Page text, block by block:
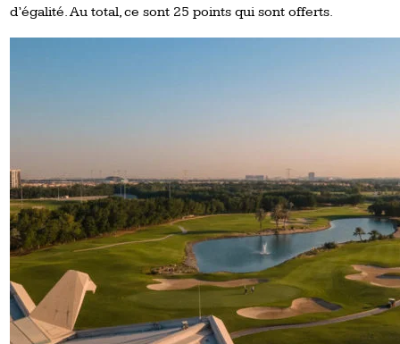
d’égalité. Au total, ce sont 25 points qui sont offerts.